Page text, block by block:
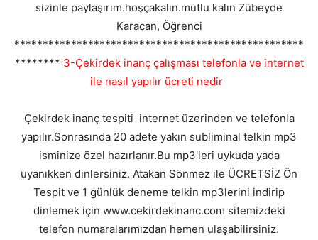
sizinle paylaşırım.hoşçakalın.mutlu kalın Zübeyde
Karacan, Öğrenci
***************************************************
******** 3-Çekirdek inanç çalışması telefonla ve internet
ile nasıl yapılır ücreti nedir
Çekirdek inanç tespiti internet üzerinden ve telefonla
yapılır.Sonrasında 20 adete yakın subliminal telkin mp3
isminize özel hazırlanır.Bu mp3'leri uykuda yada
uyanıkken dinlersiniz. Atakan Sönmez ile ÜCRETSİZ Ön
Tespit ve 1 günlük deneme telkin mp3lerini indirip
dinlemek için www.cekirdekinanc.com sitemizdeki
telefon numaralarımızdan hemen ulaşabilirsiniz.